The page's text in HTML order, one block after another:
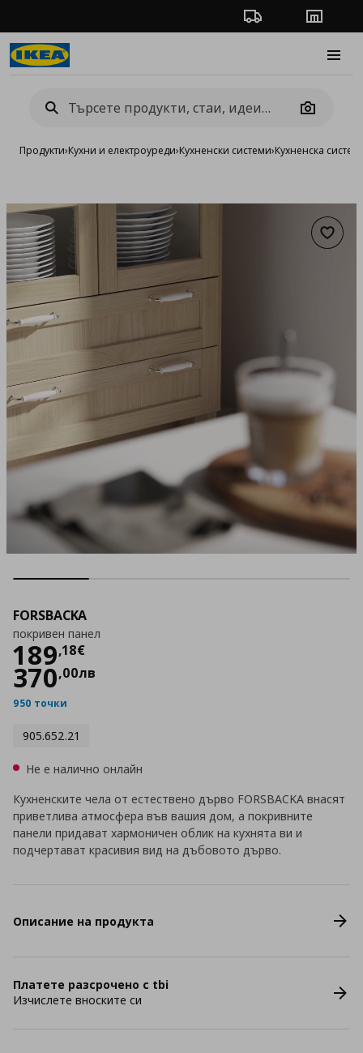
Проследяване на
Camera
Продукти›Кухни и електроуреди›Кухненски системи›Кухненска
FORSBACKA
покривен панел
189,18€
Цена
370,00лв
950 точки
905.652.21
Не е налично онлайн
Кухненските чела от естествено дърво FORSBACKA внасят
приветлива атмосфера във вашия дом, а покривните
панели придават хармоничен облик на кухнята ви и
подчертават красивия вид на дъбовото дърво.
Описание на продукта
Платете разсрочено с tbi
Изчислете вноските си